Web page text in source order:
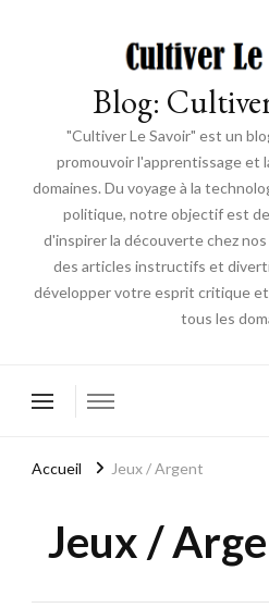
Blog:
"Cultiver Le Savoir" est un
promouvoir l'apprentissage et
domaines. Du voyage à la
politique, notre objectif est
d'inspirer la découverte chez
des articles instructifs et
développer votre esprit critique
tous les
Accueil Jeux / Argent
Jeux /